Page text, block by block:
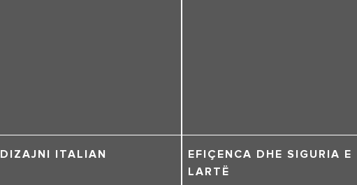
DIZAJNI ITALIAN
EFIÇENCA DHE SIGURIA E
LARTË